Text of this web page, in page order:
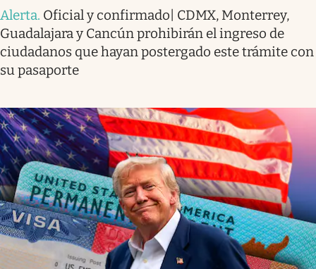
Alerta. Oficial y confirmado| CDMX, Monterrey,
Guadalajara y Cancún prohibirán el ingreso de
ciudadanos que hayan postergado este trámite con
su pasaporte